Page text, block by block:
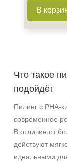
В
Что такое
подойдёт
Пилинг с
современное
В отличие от
действуют
идеальными